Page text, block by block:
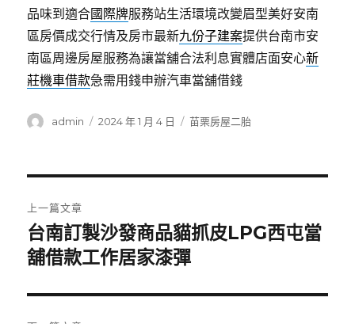
品味到適合國際牌服務站生活環境改變眉型美好安南
區房價成交行情及房市最新九份子建案提供台南市安
南區周邊房屋服務為讓當舖合法利息實體店面安心新
莊機車借款急需用錢申辦汽車當舖借錢
作
admin
發
2024 年 1 月 4 日
分
苗栗房屋二胎
章
導
覽
上一篇文章
上
一
文
章:
台南訂製沙發商品貓抓皮LPG西屯當
舖借款工作居家漆彈